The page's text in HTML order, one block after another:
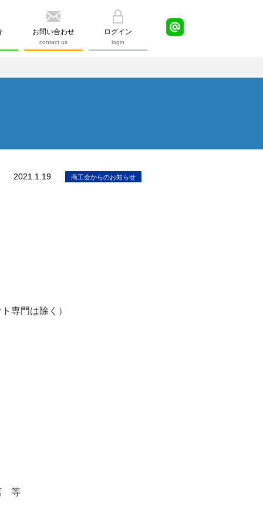
お問い合わせ
contact us
ログイン
login
2021.1.19 商工会からのお知らせ
専門は除く）
等